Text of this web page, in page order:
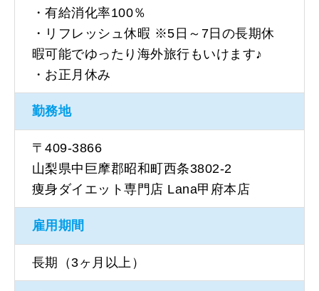
・有給消化率100％
・リフレッシュ休暇 ※5日～7日の長期休
暇可能でゆったり海外旅行もいけます♪
・お正月休み
勤務地
〒409-3866
山梨県中巨摩郡昭和町西条3802-2
痩身ダイエット専門店 Lana甲府本店
雇用期間
長期（3ヶ月以上）